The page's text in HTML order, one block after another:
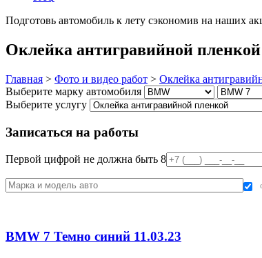
Подготовь автомобиль к лету сэкономив на наших
Оклейка антигравийной
Главная > Фото и видео работ > Оклейка
Выберите марку автомобиля
Выберите услугу
Записаться на работы
Первой цифрой не должна быть 8
BMW 7 Темно синий 11.03.23